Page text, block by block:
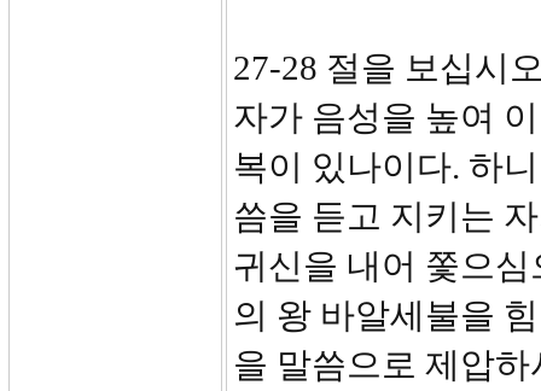
27-28 절을 보십시
자가 음성을 높여
복이 있나이다. 하
씀을 듣고 지키는
귀신을 내어 쫓으
의 왕 바알세불을
을 말씀으로 제압